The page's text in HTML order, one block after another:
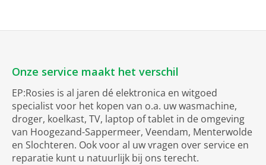
Onze service maakt het verschil
EP:Rosies is al jaren dé elektronica en witgoed
specialist voor het kopen van o.a. uw wasmachine,
droger, koelkast, TV, laptop of tablet in de omgeving
van Hoogezand-Sappermeer, Veendam, Menterwolde
en Slochteren. Ook voor al uw vragen over service en
reparatie kunt u natuurlijk bij ons terecht.